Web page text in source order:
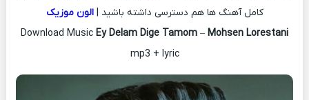
کامل آهنگ ها هم دسترسی داشته باشید |الون موزیک
Download Music Ey Delam Dige Tamom – Mohsen Lorestani
mp3 + lyric